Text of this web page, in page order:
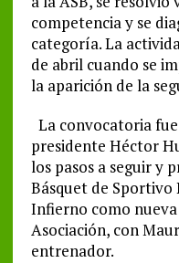
competencia y se
categoría. La
de abril cuando se
la aparición de la
La convocatoria
presidente Héctor
los pasos a seguir y
Básquet de Sportivo
Infierno como
Asociación, con
entrenador.